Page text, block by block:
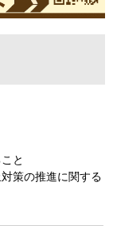
と
策の推進に関する